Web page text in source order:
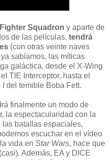
Fighter Squadron y aparte de
de las películas, tendrá
(con otras veinte naves
sabíamos, las míticas
galáctica, desde el X-Wing
TIE Interceptor, hasta el
Idel temible Boba Fett.
finalmente un modo de
la espectacularidad con la
batallas espaciales,
escuchar en el vídeo
vida en Star Wars, hace que
Además, EA y DICE